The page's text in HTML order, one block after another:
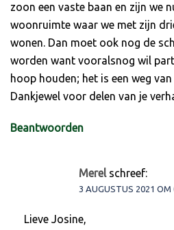
zoon een vaste baan en zijn we
woonruimte waar we met zijn
wonen. Dan moet ook nog de
worden want vooralsnog wil
hoop houden; het is een weg
Dankjewel voor delen van je
Beantwoorden
Merel schreef:
3 AUGUSTUS 2021 OM
Lieve Josine,